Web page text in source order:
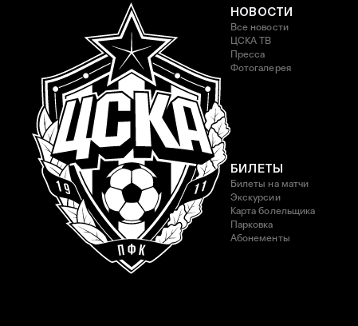
НОВОСТИ
Все новости
ЦСКА ТВ
Пресса
Фотогалерея
БИЛЕТЫ
Билеты на матчи
Экскурсии
Карта болельщика
Парковка
Абонементы